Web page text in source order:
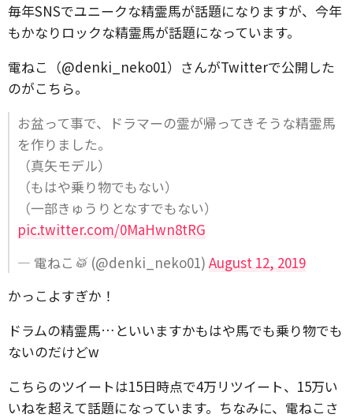
毎年SNSでユニークな精霊馬が話題になりますが、今年
もかなりロックな精霊馬が話題になっています。
電ねこ（@denki_neko01）さんがTwitterで公開した
のがこちら。
お盆って事で、ドラマーの霊が帰ってきそうな精霊馬
を作りました。
（真矢モデル）
（もはや乗り物でもない）
（一部きゅうりとなすでもない）
pic.twitter.com/0MaHwn8tRG
— 電ねこ🥁 (@denki_neko01) August 12, 2019
かっこよすぎか！
ドラムの精霊馬…といいますかもはや馬でも乗り物でも
ないのだけどw
こちらのツイートは15日時点で4万リツイート、15万い
いねを超えて話題になっています。ちなみに、電ねこさ